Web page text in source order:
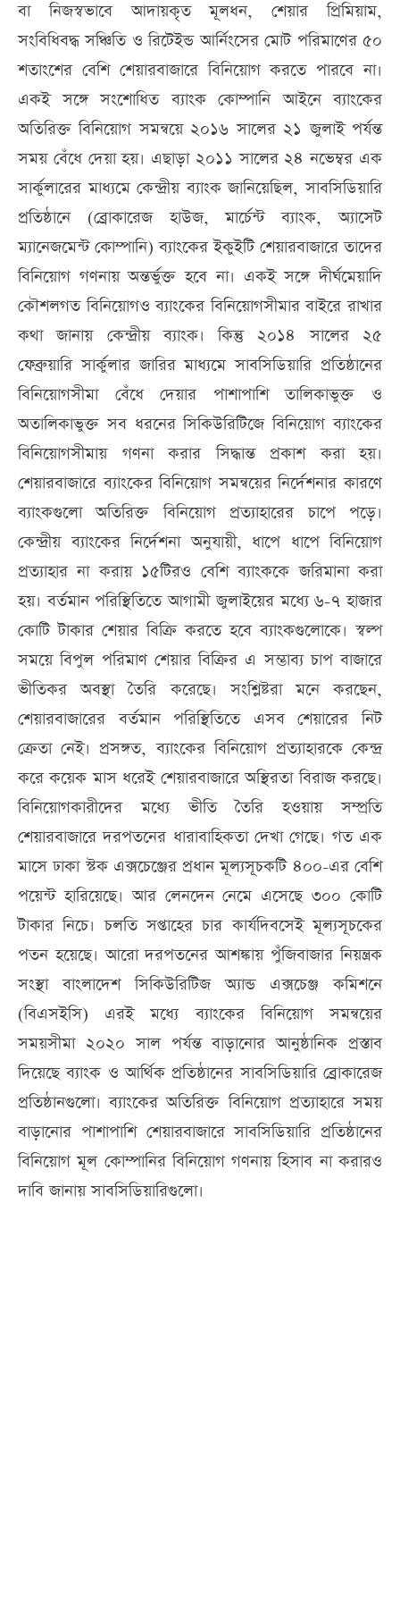
বা নিজস্বভাবে আদায়কৃত মূলধন, শেয়ার প্রিমিয়াম,
সংবিধিবদ্ধ সঞ্চিতি ও রিটেইন্ড আর্নিংসের মোট পরিমাণের ৫০
শতাংশের বেশি শেয়ারবাজারে বিনিয়োগ করতে পারবে না।
একই সঙ্গে সংশোধিত ব্যাংক কোম্পানি আইনে ব্যাংকের
অতিরিক্ত বিনিয়োগ সমন্বয়ে ২০১৬ সালের ২১ জুলাই পর্যন্ত
সময় বেঁধে দেয়া হয়। এছাড়া ২০১১ সালের ২৪ নভেম্বর এক
সার্কুলারের মাধ্যমে কেন্দ্রীয় ব্যাংক জানিয়েছিল, সাবসিডিয়ারি
প্রতিষ্ঠানে (ব্রোকারেজ হাউজ, মার্চেন্ট ব্যাংক, অ্যাসেট
ম্যানেজমেন্ট কোম্পানি) ব্যাংকের ইকুইটি শেয়ারবাজারে তাদের
বিনিয়োগ গণনায় অন্তর্ভুক্ত হবে না। একই সঙ্গে দীর্ঘমেয়াদি
কৌশলগত বিনিয়োগও ব্যাংকের বিনিয়োগসীমার বাইরে রাখার
কথা জানায় কেন্দ্রীয় ব্যাংক। কিন্তু ২০১৪ সালের ২৫
ফেব্রুয়ারি সার্কুলার জারির মাধ্যমে সাবসিডিয়ারি প্রতিষ্ঠানের
বিনিয়োগসীমা বেঁধে দেয়ার পাশাপাশি তালিকাভুক্ত ও
অতালিকাভুক্ত সব ধরনের সিকিউরিটিজে বিনিয়োগ ব্যাংকের
বিনিয়োগসীমায় গণনা করার সিদ্ধান্ত প্রকাশ করা হয়।
শেয়ারবাজারে ব্যাংকের বিনিয়োগ সমন্বয়ের নির্দেশনার কারণে
ব্যাংকগুলো অতিরিক্ত বিনিয়োগ প্রত্যাহারের চাপে পড়ে।
কেন্দ্রীয় ব্যাংকের নির্দেশনা অনুযায়ী, ধাপে ধাপে বিনিয়োগ
প্রত্যাহার না করায় ১৫টিরও বেশি ব্যাংককে জরিমানা করা
হয়। বর্তমান পরিস্থিতিতে আগামী জুলাইয়ের মধ্যে ৬-৭ হাজার
কোটি টাকার শেয়ার বিক্রি করতে হবে ব্যাংকগুলোকে। স্বল্প
সময়ে বিপুল পরিমাণ শেয়ার বিক্রির এ সম্ভাব্য চাপ বাজারে
ভীতিকর অবস্থা তৈরি করেছে। সংশ্লিষ্টরা মনে করছেন,
শেয়ারবাজারের বর্তমান পরিস্থিতিতে এসব শেয়ারের নিট
ক্রেতা নেই। প্রসঙ্গত, ব্যাংকের বিনিয়োগ প্রত্যাহারকে কেন্দ্র
করে কয়েক মাস ধরেই শেয়ারবাজারে অস্থিরতা বিরাজ করছে।
বিনিয়োগকারীদের মধ্যে ভীতি তৈরি হওয়ায় সম্প্রতি
শেয়ারবাজারে দরপতনের ধারাবাহিকতা দেখা গেছে। গত এক
মাসে ঢাকা স্টক এক্সচেঞ্জের প্রধান মূল্যসূচকটি ৪০০-এর বেশি
পয়েন্ট হারিয়েছে। আর লেনদেন নেমে এসেছে ৩০০ কোটি
টাকার নিচে। চলতি সপ্তাহের চার কার্যদিবসেই মূল্যসূচকের
পতন হয়েছে। আরো দরপতনের আশঙ্কায় পুঁজিবাজার নিয়ন্ত্রক
সংস্থা বাংলাদেশ সিকিউরিটিজ অ্যান্ড এক্সচেঞ্জ কমিশনে
(বিএসইসি) এরই মধ্যে ব্যাংকের বিনিয়োগ সমন্বয়ের
সময়সীমা ২০২০ সাল পর্যন্ত বাড়ানোর আনুষ্ঠানিক প্রস্তাব
দিয়েছে ব্যাংক ও আর্থিক প্রতিষ্ঠানের সাবসিডিয়ারি ব্রোকারেজ
প্রতিষ্ঠানগুলো। ব্যাংকের অতিরিক্ত বিনিয়োগ প্রত্যাহারে সময়
বাড়ানোর পাশাপাশি শেয়ারবাজারে সাবসিডিয়ারি প্রতিষ্ঠানের
বিনিয়োগ মূল কোম্পানির বিনিয়োগ গণনায় হিসাব না করারও
দাবি জানায় সাবসিডিয়ারিগুলো।